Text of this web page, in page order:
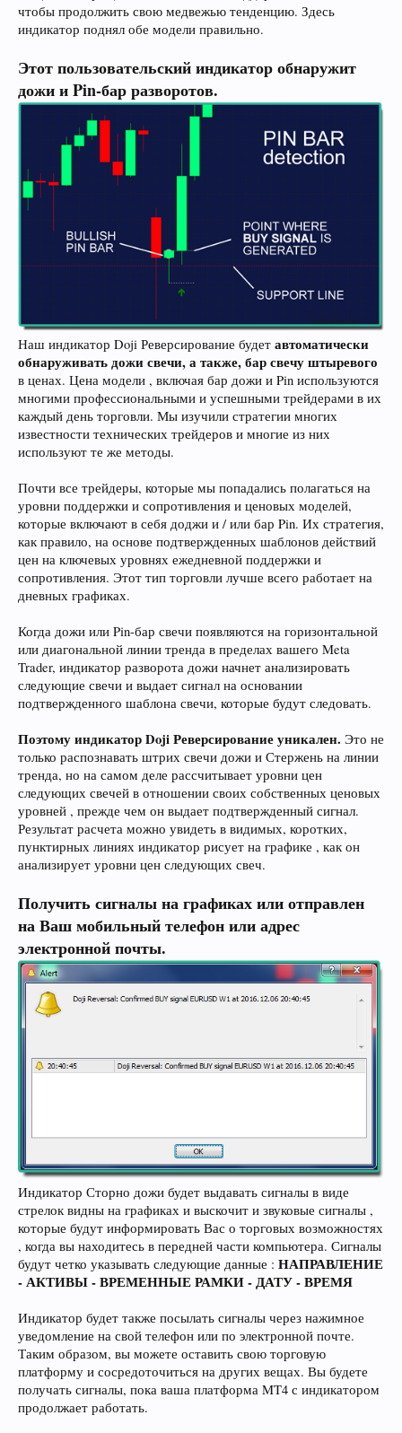
чтобы продолжить свою медвежью тенденцию. Здесь
индикатор поднял обе модели правильно.
Этот пользовательский индикатор обнаружит
дожи и Pin-бар разворотов.
Наш индикатор Doji Реверсирование будет автоматически
обнаруживать дожи свечи, а также, бар свечу штыревого
в ценах. Цена модели , включая бар дожи и Pin используются
многими профессиональными и успешными трейдерами в их
каждый день торговли. Мы изучили стратегии многих
известности технических трейдеров и многие из них
используют те же методы.
Почти все трейдеры, которые мы попадались полагаться на
уровни поддержки и сопротивления и ценовых моделей,
которые включают в себя доджи и / или бар Pin. Их стратегия,
как правило, на основе подтвержденных шаблонов действий
цен на ключевых уровнях ежедневной поддержки и
сопротивления. Этот тип торговли лучше всего работает на
дневных графиках.
Когда дожи или Pin-бар свечи появляются на горизонтальной
или диагональной линии тренда в пределах вашего Meta
Trader, индикатор разворота дожи начнет анализировать
следующие свечи и выдает сигнал на основании
подтвержденного шаблона свечи, которые будут следовать.
Поэтому индикатор Doji Реверсирование уникален. Это не
только распознавать штрих свечи дожи и Стержень на линии
тренда, но на самом деле рассчитывает уровни цен
следующих свечей в отношении своих собственных ценовых
уровней , прежде чем он выдает подтвержденный сигнал.
Результат расчета можно увидеть в видимых, коротких,
пунктирных линиях индикатор рисует на графике , как он
анализирует уровни цен следующих свеч.
Получить сигналы на графиках или отправлен
на Ваш мобильный телефон или адрес
электронной почты.
Индикатор Сторно дожи будет выдавать сигналы в виде
стрелок видны на графиках и выскочит и звуковые сигналы ,
которые будут информировать Вас о торговых возможностях
, когда вы находитесь в передней части компьютера. Сигналы
будут четко указывать следующие данные : НАПРАВЛЕНИЕ
- АКТИВЫ - ВРЕМЕННЫЕ РАМКИ - ДАТУ - ВРЕМЯ
Индикатор будет также посылать сигналы через нажимное
уведомление на свой телефон или по электронной почте.
Таким образом, вы можете оставить свою торговую
платформу и сосредоточиться на других вещах. Вы будете
получать сигналы, пока ваша платформа MT4 с индикатором
продолжает работать.